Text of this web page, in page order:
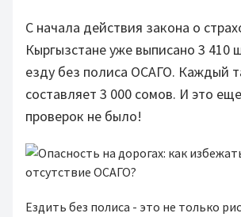
С начала действия закона о
Кыргызстане уже выписано 3 410
езду без полиса ОСАГО. Каждый
составляет 3 000 сомов. И это
проверок не было!
Ездить без полиса - это не только